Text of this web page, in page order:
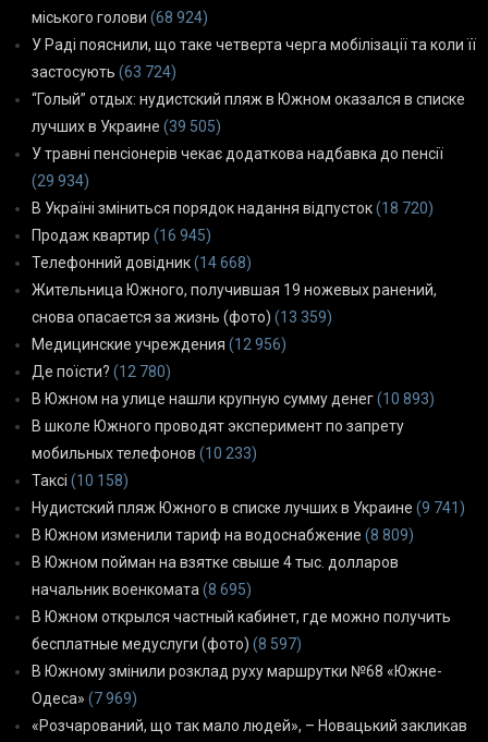
міського голови (68 924)
У Раді пояснили, що таке четверта черга мобілізації та коли її
застосують (63 724)
“Голый” отдых: нудистский пляж в Южном оказался в списке
лучших в Украине (39 505)
У травні пенсіонерів чекає додаткова надбавка до пенсії
(29 934)
В Україні зміниться порядок надання відпусток(18 720)
Продаж квартир (16 945)
Телефонний довідник(14 668)
Жительница Южного, получившая 19 ножевых ранений,
снова опасается за жизнь (фото) (13 359)
Медицинские учреждения (12 956)
Де поїсти? (12 780)
В Южном на улице нашли крупную сумму денег(10 893)
В школе Южного проводят эксперимент по запрету
мобильных телефонов (10 233)
Таксі (10 158)
Нудистский пляж Южного в списке лучших в Украине (9 741)
В Южном изменили тариф на водоснабжение (8 809)
В Южном пойман на взятке свыше 4 тыс. долларов
начальник военкомата (8 695)
В Южном открылся частный кабинет, где можно получить
бесплатные медуслуги (фото) (8 597)
В Южному змінили розклад руху маршрутки №68 «Южне-
Одеса» (7 969)
«Розчарований, що так мало людей», – Новацький закликав